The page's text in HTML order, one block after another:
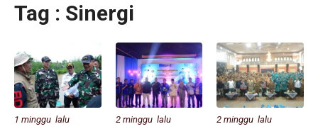
Tag : Sinergi
1 minggu lalu 2 minggu lalu 2 minggu lalu